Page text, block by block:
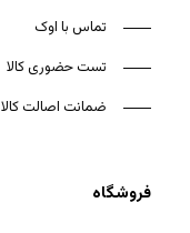
تماس با اوک
تست حضوری کالا
ضمانت اصالت کالا
فروشگاه